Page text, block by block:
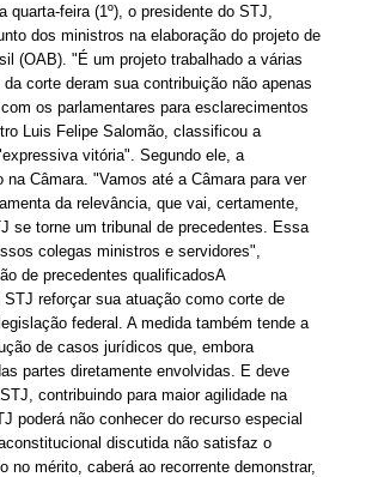
quarta-feira (1º), o presidente do STJ,
dos ministros na elaboração do projeto de
(OAB). "É um projeto trabalhado a várias
corte deram sua contribuição não apenas
os parlamentares para esclarecimentos
Luis Felipe Salomão, classificou a
vitória". Segundo ele, a
Câmara. "Vamos até a Câmara para ver
da relevância, que vai, certamente,
se torne um tribunal de precedentes. Essa
colegas ministros e servidores",
de precedentes qualificadosA
reforçar sua atuação como corte de
federal. A medida também tende a
de casos jurídicos que, embora
partes diretamente envolvidas. E deve
contribuindo para maior agilidade na
poderá não conhecer do recurso especial
discutida não satisfaz o
no mérito, caberá ao recorrente demonstrar,